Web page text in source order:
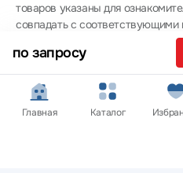
по запросу
товаров указаны для
совпадать с
товаров - уточняйте
оформлении заказа.
Политика
© 2012 — 2026
Главная Каталог